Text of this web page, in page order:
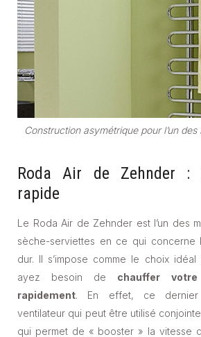
Construction asymétrique pour l’un
Roda Air de Zehnder :
rapide
Le Roda Air de Zehnder est l’un des
sèche-serviettes en ce qui
dur. Il s’impose comme le choix
ayez besoin de chauffer
rapidement. En effet, ce dernier
ventilateur qui peut être utilisé
qui permet de « booster » la vitesse